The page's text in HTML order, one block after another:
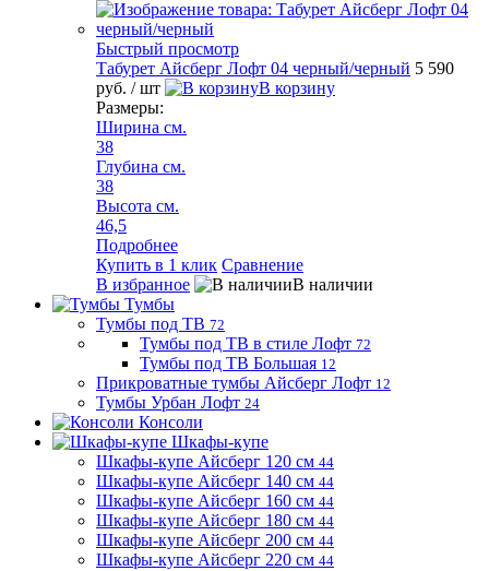
Быстрый просмотр
Табурет Айсберг Лофт 04 черный/черный 5 590
руб. / шт
В корзину
Размеры:
Ширина см.
38
Глубина см.
38
Высота см.
46,5
Подробнее
Купить в 1 клик Сравнение
В избранное
В наличии
Тумбы
Тумбы под ТВ 72
Тумбы под ТВ в стиле Лофт 72
Тумбы под ТВ Большая 12
Прикроватные тумбы Айсберг Лофт 12
Тумбы Урбан Лофт 24
Консоли
Шкафы-купе
Шкафы-купе Айсберг 120 см 44
Шкафы-купе Айсберг 140 см 44
Шкафы-купе Айсберг 160 см 44
Шкафы-купе Айсберг 180 см 44
Шкафы-купе Айсберг 200 см 44
Шкафы-купе Айсберг 220 см 44